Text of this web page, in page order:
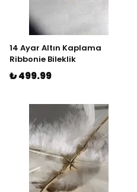
14 Ayar Altın Kaplama
Ribbonie Bileklik
₺ 499.99